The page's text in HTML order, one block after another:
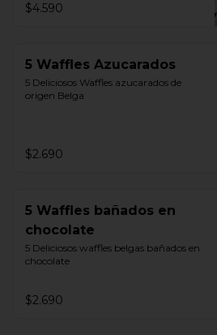
$4.590
5 Waffles Azucarados
5 Deliciosos Waffles azucarados de
origen Belga
$2.690
5 Waffles bañados en
chocolate
5 Deliciosos waffles belgas bañados en
chocolate
$2.690